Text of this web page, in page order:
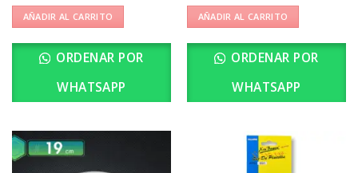
AÑADIR AL CARRITO
ORDENAR POR
WHATSAPP
AÑADIR AL CARRITO
ORDENAR POR
WHATSAPP